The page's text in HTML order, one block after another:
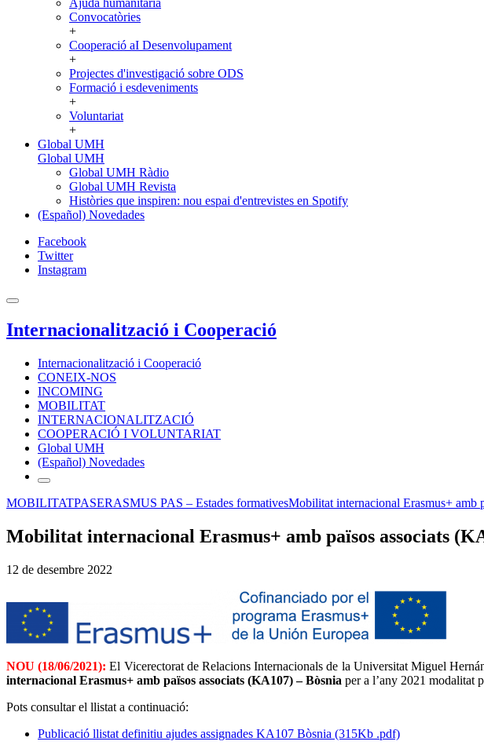
Ajuda humanitària
Convocatòries
+
Cooperació aI Desenvolupament
+
Projectes d'investigació sobre ODS
Formació i esdeveniments
+
Voluntariat
+
Global UMH
Global UMH
Global UMH Ràdio
Global UMH Revista
Històries que inspiren: nou espai d'entrevistes en Spotify
(Español) Novedades
Facebook
Twitter
Instagram
Internacionalització i Cooperació
Internacionalització i Cooperació
CONEIX-NOS
INCOMING
MOBILITAT
INTERNACIONALITZACIÓ
COOPERACIÓ I VOLUNTARIAT
Global UMH
(Español) Novedades
MOBILITATPASERASMUS PAS – Estades formativesMobilitat internacional Erasmus+ amb
Mobilitat internacional Erasmus+ amb països associats
12 de desembre 2022
NOU (18/06/2021): El Vicerectorat de Relacions Internacionals de la Universitat Miguel
internacional Erasmus+ amb països associats (KA107) – Bòsnia per a l’any 2021 modalitat
Pots consultar el llistat a continuació:
Publicació llistat definitiu ajudes assignades KA107 Bòsnia (315Kb .pdf)